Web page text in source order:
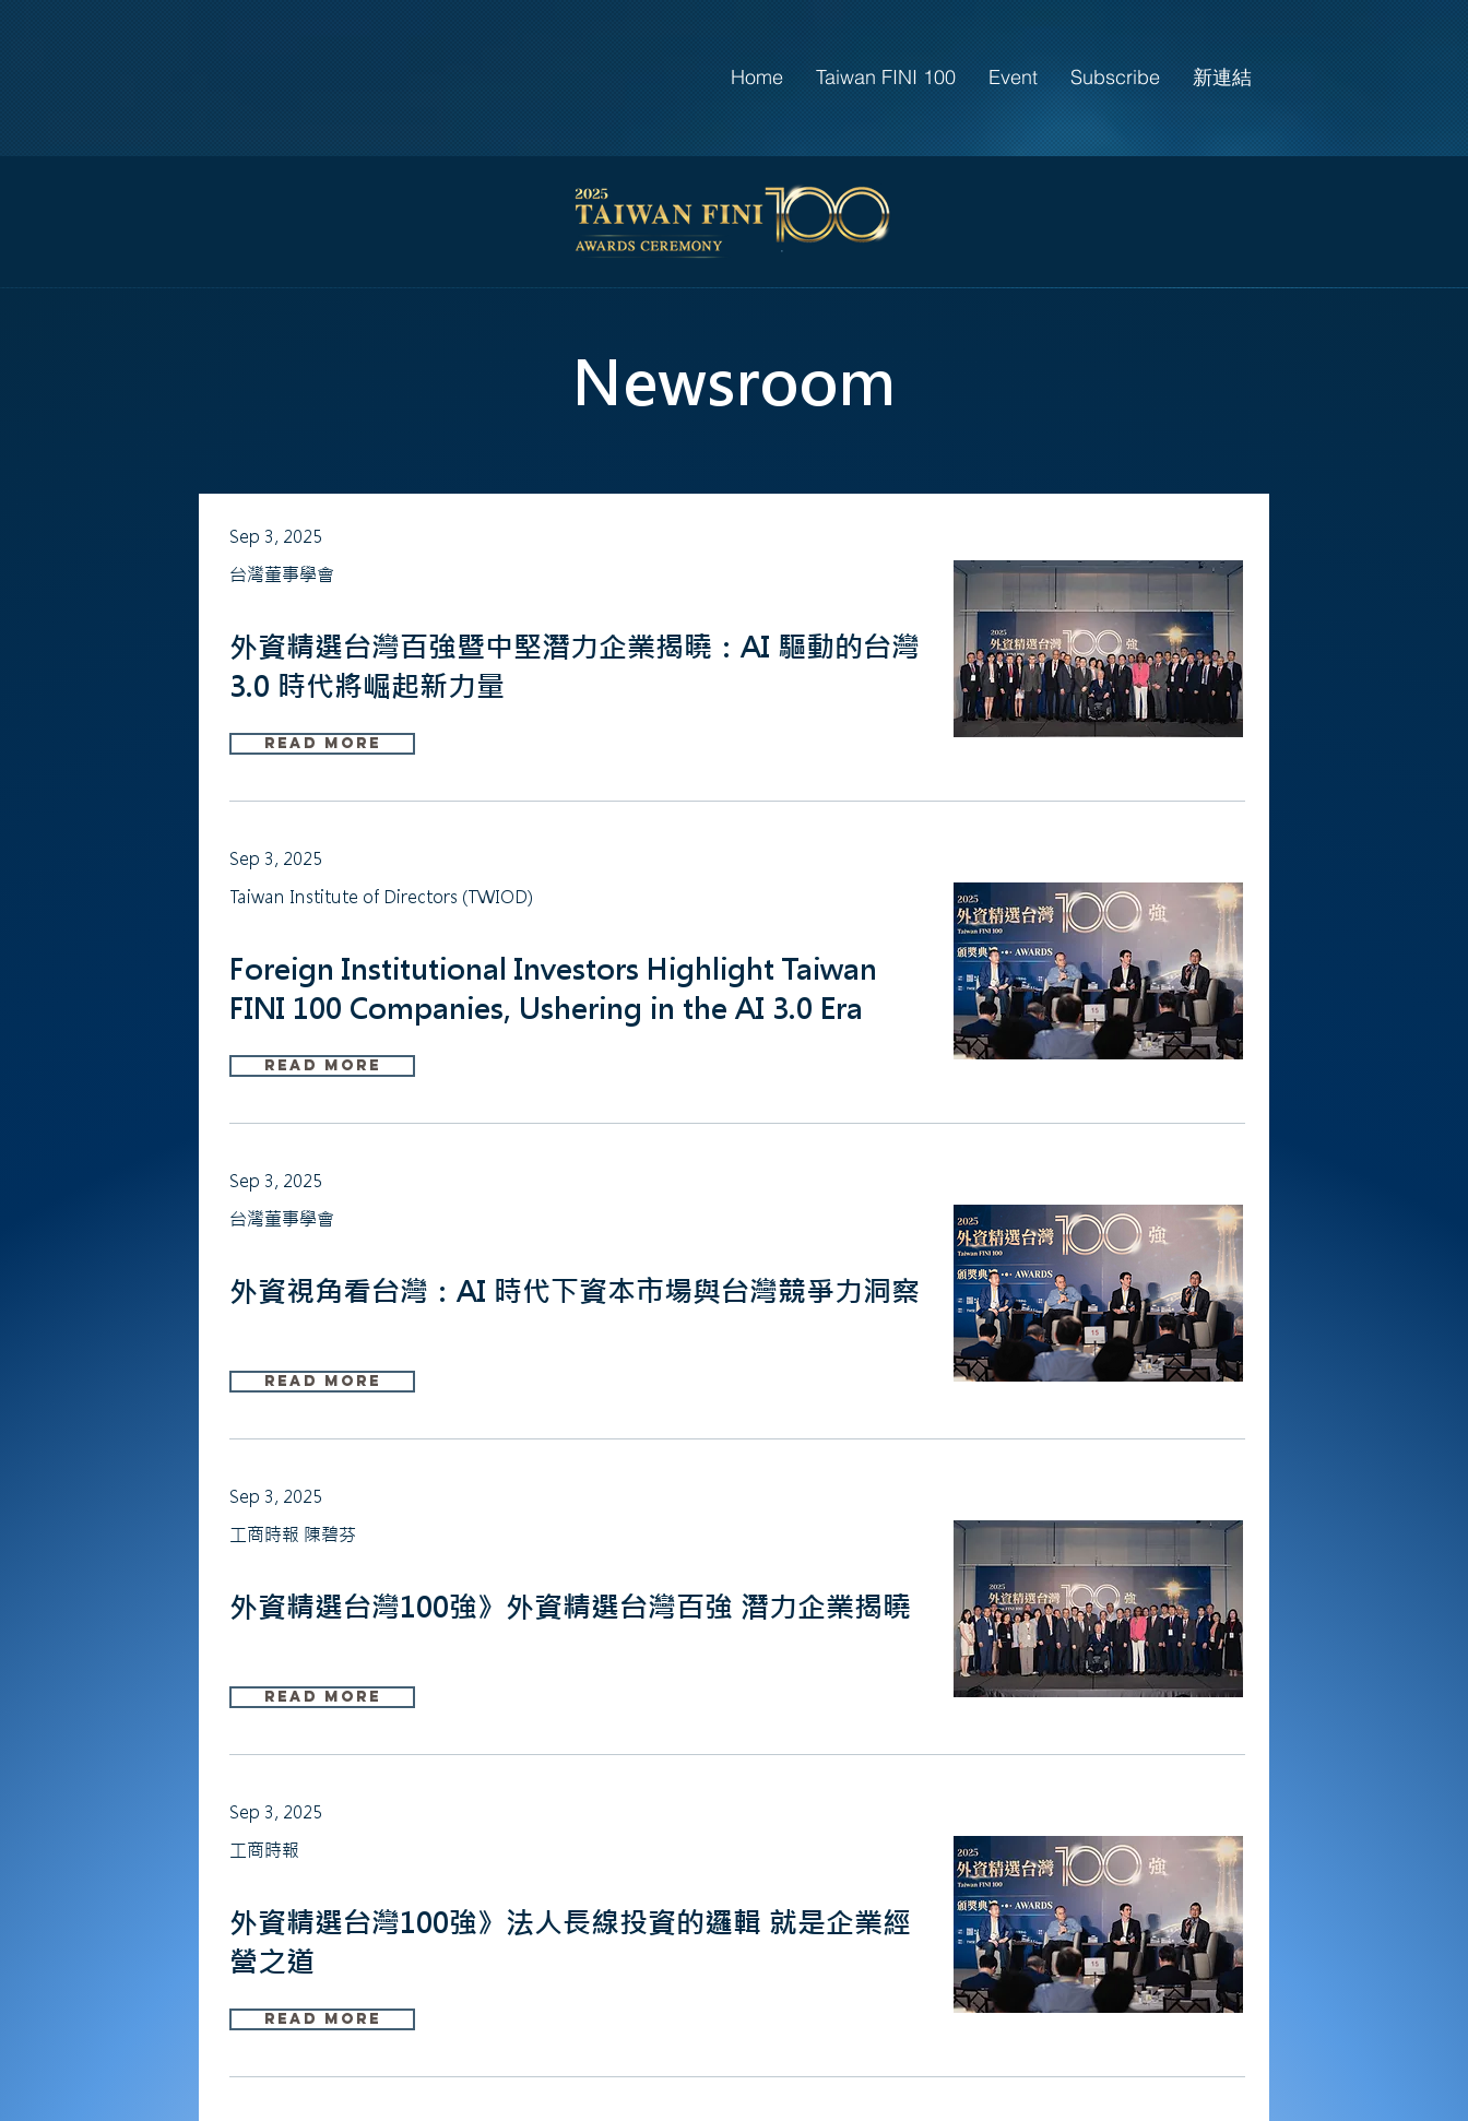
Home Taiwan FINI 100 Event Subscribe 新連結
​Newsroom
Sep 3, 2025
台灣董事學會
外資精選台灣百強暨中堅潛力企業揭曉：AI 驅動的台灣
3.0 時代將崛起新力量
Read More
Sep 3, 2025
Taiwan Institute of Directors (TWIOD)
Foreign Institutional Investors Highlight Taiwan
FINI 100 Companies, Ushering in the AI 3.0 Era
Read More
Sep 3, 2025
台灣董事學會
外資視角看台灣：AI 時代下資本市場與台灣競爭力洞察
Read More
Sep 3, 2025
工商時報 陳碧芬
外資精選台灣100強》外資精選台灣百強 潛力企業揭曉
Read More
Sep 3, 2025
工商時報
外資精選台灣100強》法人長線投資的邏輯 就是企業經
營之道
Read More